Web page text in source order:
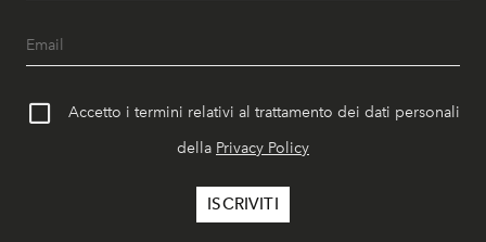
Accetto i termini relativi al trattamento dei dati personali
della Privacy Policy